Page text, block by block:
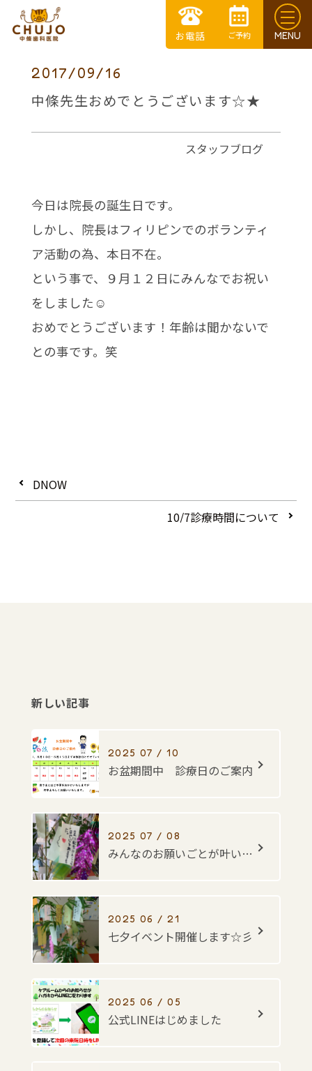
2017/09/16
中條先生おめでとうございます☆★
スタッフブログ
今日は院長の誕生日です。
しかし、院長はフィリピンでのボランティ
ア活動の為、本日不在。
という事で、９月１２日にみんなでお祝い
をしました☺
おめでとうございます！年齢は聞かないで
との事です。笑
DNOW
10/7診療時間について
新しい記事
2025 07 / 10
お盆期間中 診療日のご案内
2025 07 / 08
みんなのお願いごとが叶いますように・・・☆彡
2025 06 / 21
七夕イベント開催します☆彡
2025 06 / 05
公式LINEはじめました